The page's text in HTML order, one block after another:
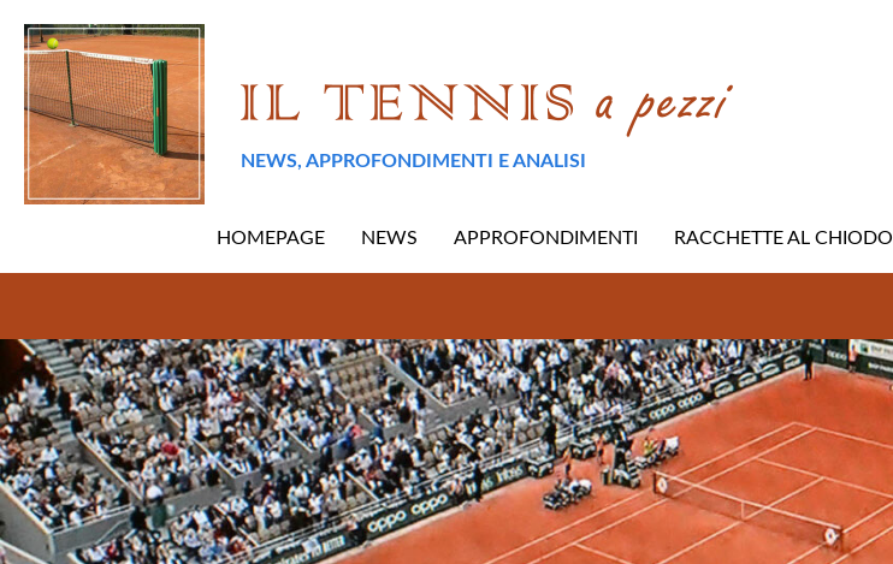
NEWS, APPROFONDIMENTI E ANALISI
HOMEPAGE NEWS APPROFONDIMENTI RACCHETTE AL CHIODO